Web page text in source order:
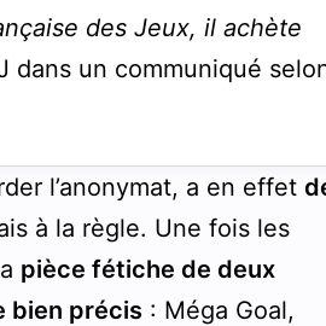
des Jeux, il achète
dans un communiqué
l’anonymat, a en effet
à la règle. Une fois les
pièce fétiche de deux
bien précis : Méga Goal,